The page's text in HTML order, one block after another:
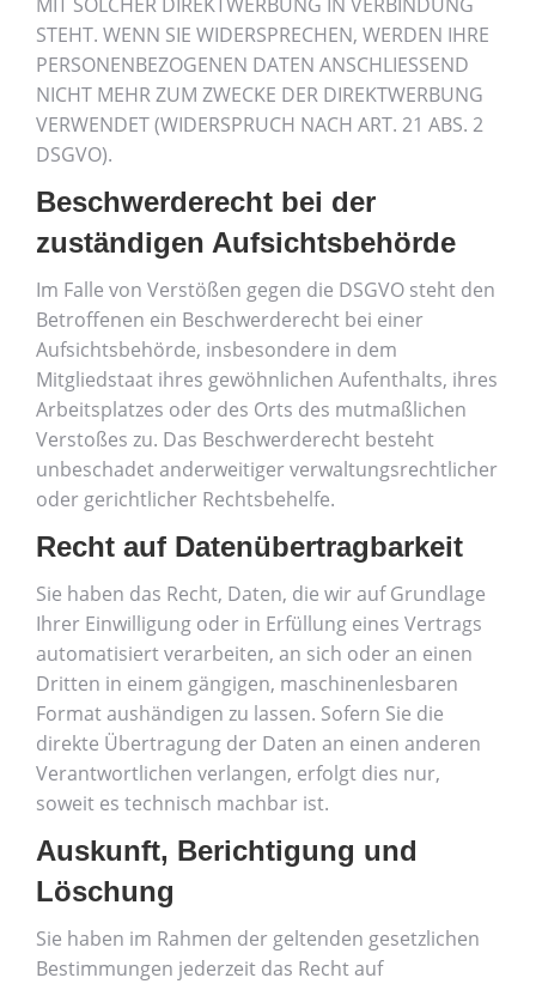
STEHT. WENN SIE WIDERSPRECHEN, WERDEN IHRE
PERSONENBEZOGENEN DATEN ANSCHLIESSEND
NICHT MEHR ZUM ZWECKE DER DIREKTWERBUNG
VERWENDET (WIDERSPRUCH NACH ART. 21 ABS. 2
DSGVO).
Beschwerde­recht bei der
zuständigen Aufsichts­behörde
Im Falle von Verstößen gegen die DSGVO steht den
Betroffenen ein Beschwerderecht bei einer
Aufsichtsbehörde, insbesondere in dem
Mitgliedstaat ihres gewöhnlichen Aufenthalts, ihres
Arbeitsplatzes oder des Orts des mutmaßlichen
Verstoßes zu. Das Beschwerderecht besteht
unbeschadet anderweitiger verwaltungsrechtlicher
oder gerichtlicher Rechtsbehelfe.
Recht auf Daten­übertrag­barkeit
Sie haben das Recht, Daten, die wir auf Grundlage
Ihrer Einwilligung oder in Erfüllung eines Vertrags
automatisiert verarbeiten, an sich oder an einen
Dritten in einem gängigen, maschinenlesbaren
Format aushändigen zu lassen. Sofern Sie die
direkte Übertragung der Daten an einen anderen
Verantwortlichen verlangen, erfolgt dies nur,
soweit es technisch machbar ist.
Auskunft, Berichtigung und
Löschung
Sie haben im Rahmen der geltenden gesetzlichen
Bestimmungen jederzeit das Recht auf